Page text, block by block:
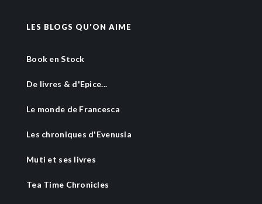
LES BLOGS QU'ON AIME
Book en Stock
De livres & d'Epice...
Le monde de Francesca
Les chroniques d'Evenusia
Muti et ses livres
Tea Time Chronicles